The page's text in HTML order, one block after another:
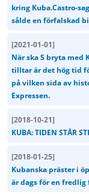
kring Kuba.Castro-
sålde en förfalskad
[2021-01-01]
När ska S bryta med
tilltar är det hög tid
på vilken sida av
Expressen.
[2018-10-21]
KUBA: TIDEN STÅR
[2018-01-25]
Kubanska präster i
är dags för en